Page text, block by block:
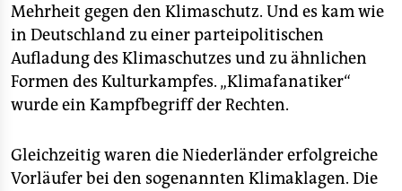
Mehrheit gegen den Klimaschutz. Und es kam wie
in Deutschland zu einer parteipolitischen
Aufladung des Klimaschutzes und zu ähnlichen
Formen des Kulturkampfes. „Klimafanatiker“
wurde ein Kampfbegriff der Rechten.
Gleichzeitig waren die Niederländer erfolgreiche
Vorläufer bei den sogenannten Klimaklagen. Die